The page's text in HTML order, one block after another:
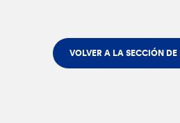
VOLVER A LA SECCIÓN